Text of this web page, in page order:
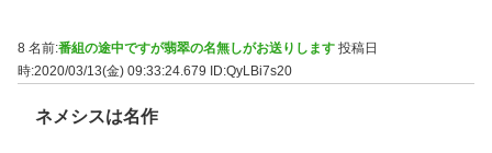
8 名前:番組の途中ですが翡翠の名無しがお送りします 投稿日
時:2020/03/13(金) 09:33:24.679
ID:QyLBi7s20
ネメシスは名作